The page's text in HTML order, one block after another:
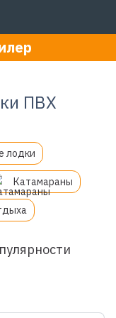
ПВХ
лодки
Катамараны